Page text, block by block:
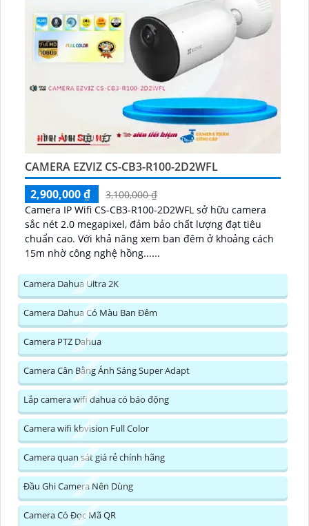
CAMERA EZVIZ CS-CB3-R100-2D2WFL
2,900,000 ₫
3,100,000 ₫
Camera IP Wifi CS-CB3-R100-2D2WFL sở hữu camera
sắc nét 2.0 megapixel, đảm bảo chất lượng đạt tiêu
chuẩn cao. Với khả năng xem ban đêm ở khoảng cách
15m nhờ công nghệ hồng......
Camera Dahua Ultra 2K
Camera Dahua Có Màu Ban Đêm
Camera PTZ Dahua
Camera Cân Bằng Ánh Sáng Super Adapt
Lắp camera wifi dahua có báo động
Camera wifi kbvision Full Color
Camera quan sát giá rẻ chính hãng
Đầu Ghi Camera Nên Dùng
Camera Có Đọc Mã QR